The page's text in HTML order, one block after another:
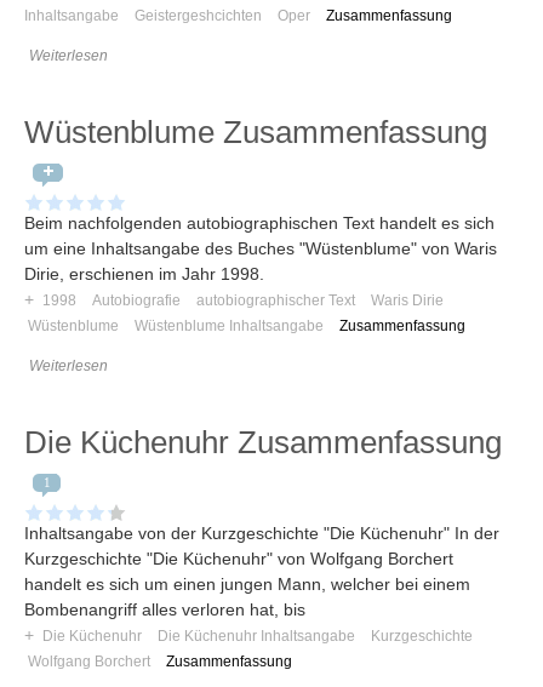
Inhaltsangabe
Geistergeshcichten Oper Zusammenfassung
Weiterlesen
Wüstenblume Zusammenfassung
Beim nachfolgenden autobiographischen Text handelt es sich
um eine Inhaltsangabe des Buches "Wüstenblume" von Waris
Dirie, erschienen im Jahr 1998.
+ 1998 Autobiografie autobiographischer Text
Waris Dirie
Wüstenblume
Wüstenblume Inhaltsangabe Zusammenfassung
Weiterlesen
Die Küchenuhr Zusammenfassung
1
Inhaltsangabe von der Kurzgeschichte "Die Küchenuhr" In der
Kurzgeschichte "Die Küchenuhr" von Wolfgang Borchert
handelt es sich um einen jungen Mann, welcher bei einem
Bombenangriff alles verloren hat, bis
+
Die Küchenuhr Die Küchenuhr Inhaltsangabe
Kurzgeschichte
Wolfgang Borchert
Zusammenfassung